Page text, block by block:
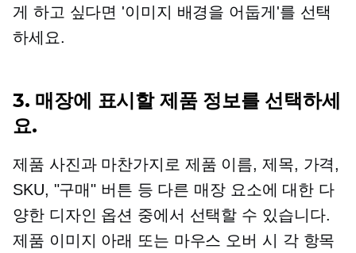
게 하고 싶다면 '이미지 배경을 어둡게'를 선택
하세요.
3. 매장에 표시할 제품 정보를 선택하세
요.
제품 사진과 마찬가지로 제품 이름, 제목, 가격,
SKU, "구매" 버튼 등 다른 매장 요소에 대한 다
양한 디자인 옵션 중에서 선택할 수 있습니다.
제품 이미지 아래 또는 마우스 오버 시 각 항목